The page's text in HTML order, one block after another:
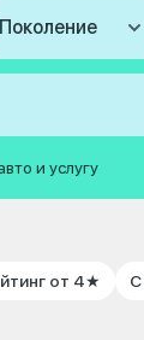
Поколение
и услугу
от 4★ С